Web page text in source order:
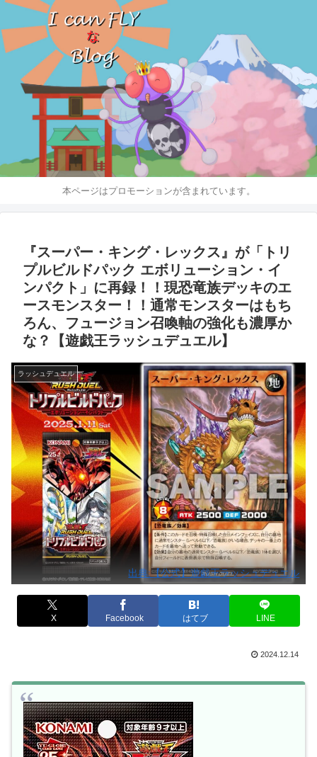
本ページはプロモーションが含まれています。
『スーパー・キング・レックス』が「トリ
プルビルドパック エボリューション・イ
ンパクト」に再録！！現恐竜族デッキのエ
ースモンスター！！通常モンスターはもち
ろん、フュージョン召喚軸の強化も濃厚か
な？【遊戯王ラッシュデュエル】
ラッシュデュエル
出典:【公式】遊戯王ラッシュデュエル
X Facebook はてブ LINE
2024.12.14